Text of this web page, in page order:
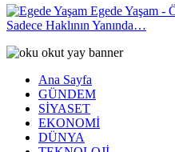
Egede Yaşam -
Sadece Haklının Yanında…
Ana Sayfa
GÜNDEM
SİYASET
EKONOMİ
DÜNYA